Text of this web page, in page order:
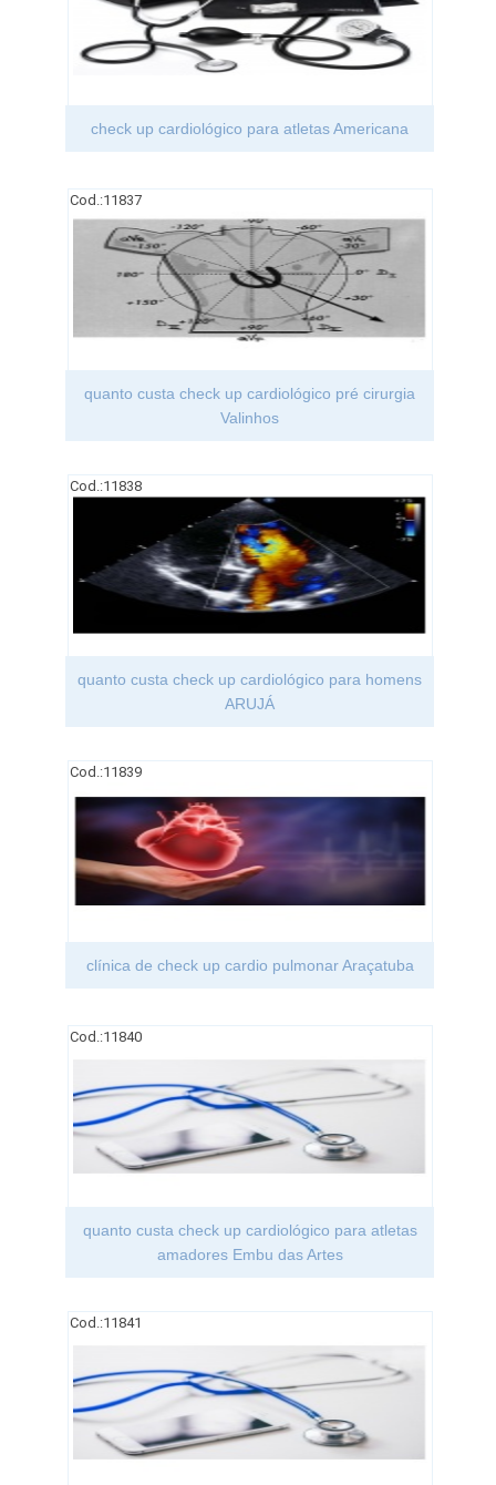
check up cardiológico para atletas Americana
Cod.:11837
quanto custa check up cardiológico pré cirurgia
Valinhos
Cod.:11838
quanto custa check up cardiológico para homens
ARUJÁ
Cod.:11839
clínica de check up cardio pulmonar Araçatuba
Cod.:11840
quanto custa check up cardiológico para atletas
amadores Embu das Artes
Cod.:11841